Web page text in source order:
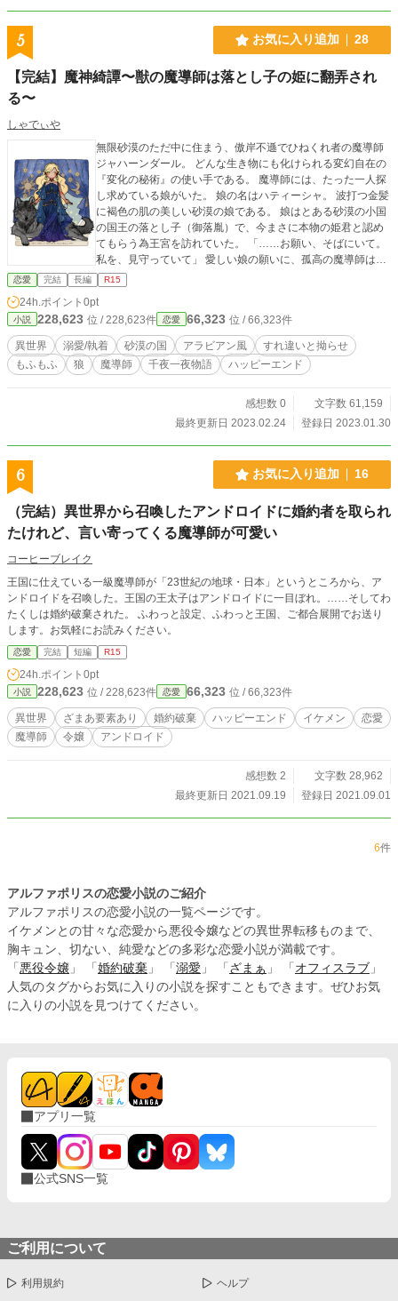
5 お気に入り追加 28
【完結】魔神綺譚〜獣の魔導師は落とし子の姫に翻弄され
る〜
しゃでぃや
無限砂漠のただ中に住まう、傲岸不遜でひねくれ者の魔導師
ジャハーンダール。 どんな生き物にも化けられる変幻自在の
『変化の秘術』の使い手である。 魔導師には、たった一人探
し求めている娘がいた。 娘の名はハティーシャ。 波打つ金髪
に褐色の肌の美しい砂漠の娘である。 娘はとある砂漠の小国
の国王の落とし子（御落胤）で、今まさに本物の姫君と認め
てもらう為王宮を訪れていた。 「……お願い、そばにいて。
私を、見守っていて」 愛しい娘の願いに、孤高の魔導師は奮
起した。 だがしかし。 ハティーシャの前では『変化の秘術』
が解けず、狼の姿のまま！ しかも、ハティーシャにはただの
可愛いワンワンだと思われている！？ ハティーシャは無事に
姫君と認められるのか？ 傲慢な魔導師の初恋（！？）は一体
どうなる？ ※『私の可愛い大神官さま！』と同一世界観で
す。舞台は砂漠の小国です。 ※アラビアンナイト風のゆるふ
わ設定です。 ※R15は一応念のため。 表紙イラストは許可を
@seep_999 Picrew「MY DOLL MAKER」https://picrew.me/i
mage_maker/610761
恋愛 完結 長編 R15
24h.ポイント 0pt
小説 228,623 位 / 228,623件 恋愛 66,323 位 / 66,323件
異世界 溺愛/執着 砂漠の国 アラビアン風
すれ違いと拗らせ
もふもふ
狼 魔導師 千夜一夜物語 ハッピーエンド
感想数 0
文字数 61,159
最終更新日 2023.02.24
登録日 2023.01.30
6 お気に入り追加 16
（完結）異世界から召喚したアンドロイドに婚約者を取られ
たけれど、言い寄ってくる魔導師が可愛い
コーヒーブレイク
王国に仕えている一級魔導師が「23世紀の地球・日本」というところから、ア
ンドロイドを召喚した。王国の王太子はアンドロイドに一目ぼれ。……そしてわ
たくしは婚約破棄された。 ふわっと設定、ふわっと王国、ご都合展開でお送り
します。お気軽にお読みください。
恋愛 完結 短編 R15
24h.ポイント 0pt
小説 228,623 位 / 228,623件 恋愛 66,323 位 / 66,323件
異世界 ざまあ要素あり 婚約破棄 ハッピーエンド イケメン
恋愛
魔導師
令嬢 アンドロイド
感想数 2
文字数 28,962
最終更新日 2021.09.19
登録日 2021.09.01
6件
アルファポリスの恋愛小説のご紹介
アルファポリスの恋愛小説の一覧ページです。
イケメンとの甘々な恋愛から悪役令嬢などの異世界転移ものまで、
胸キュン、切ない、純愛などの多彩な恋愛小説が満載です。
「 悪役令嬢 」 「 婚約破棄 」 「 溺愛 」 「 ざまぁ 」 「 オフィスラブ 」
人気のタグからお気に入りの小説を探すこともできます。ぜひお気
に入りの小説を見つけてください。
アプリ一覧
公式SNS一覧
ご利用について
利用規約 ヘルプ